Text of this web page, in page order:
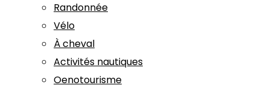
Randonnée
Vélo
À cheval
Activités nautiques
Oenotourisme